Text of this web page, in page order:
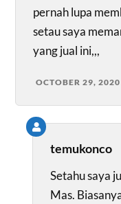
pernah lupa
setau saya
yang jual ini,,,
OCTOBER 29, 2020
temukonco
Setahu saya
Mas.